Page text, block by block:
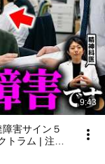
9:43
害サイン５
ラム | 注意